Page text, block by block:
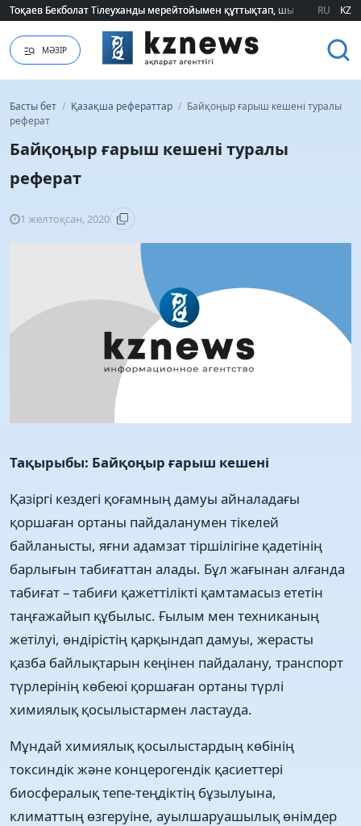
2026 жылғы білім грантын иеленгендердің тізімі жарияланды (ТІЗІМ)
2026 жылғы білім грантын иеленгендердің тізімі жарияланды (ТІЗІМ)
RU KZ
МӘЗІР
Басты бет / Қазақша рефераттар / Байқоңыр ғарыш кешені туралы
реферат
Байқоңыр ғарыш кешені туралы
реферат
1 желтоқсан, 2020
Тақырыбы: Байқоңыр ғарыш кешені
Қазіргі кездегі қоғамның дамуы айналадағы
қоршаған ортаны пайдаланумен тікелей
байланысты, яғни адамзат тіршілігіне қадетінің
барлығын табиғаттан алады. Бұл жағынан алғанда
табиғат – табиғи қажеттілікті қамтамасыз ететін
таңғажайып құбылыс. Ғылым мен техниканың
жетілуі, өндірістің қарқындап дамуы, жерасты
қазба байлықтарын кеңінен пайдалану, транспорт
түрлерінің көбеюі қоршаған ортаны түрлі
химиялық қосылыстармен ластауда.
Мұндай химиялық қосылыстардың көбінің
токсиндік және концерогендік қасиеттері
биосфералық тепе-теңдіктің бұзылуына,
климаттың өзгеруіне, ауылшаруашылық өнімдер